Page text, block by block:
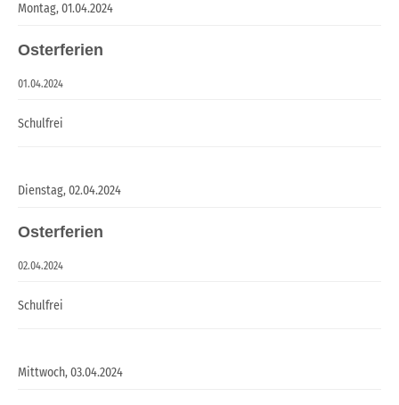
Montag,01.04.2024
Osterferien
01.04.2024
Schulfrei
Dienstag,02.04.2024
Osterferien
02.04.2024
Schulfrei
Mittwoch,03.04.2024